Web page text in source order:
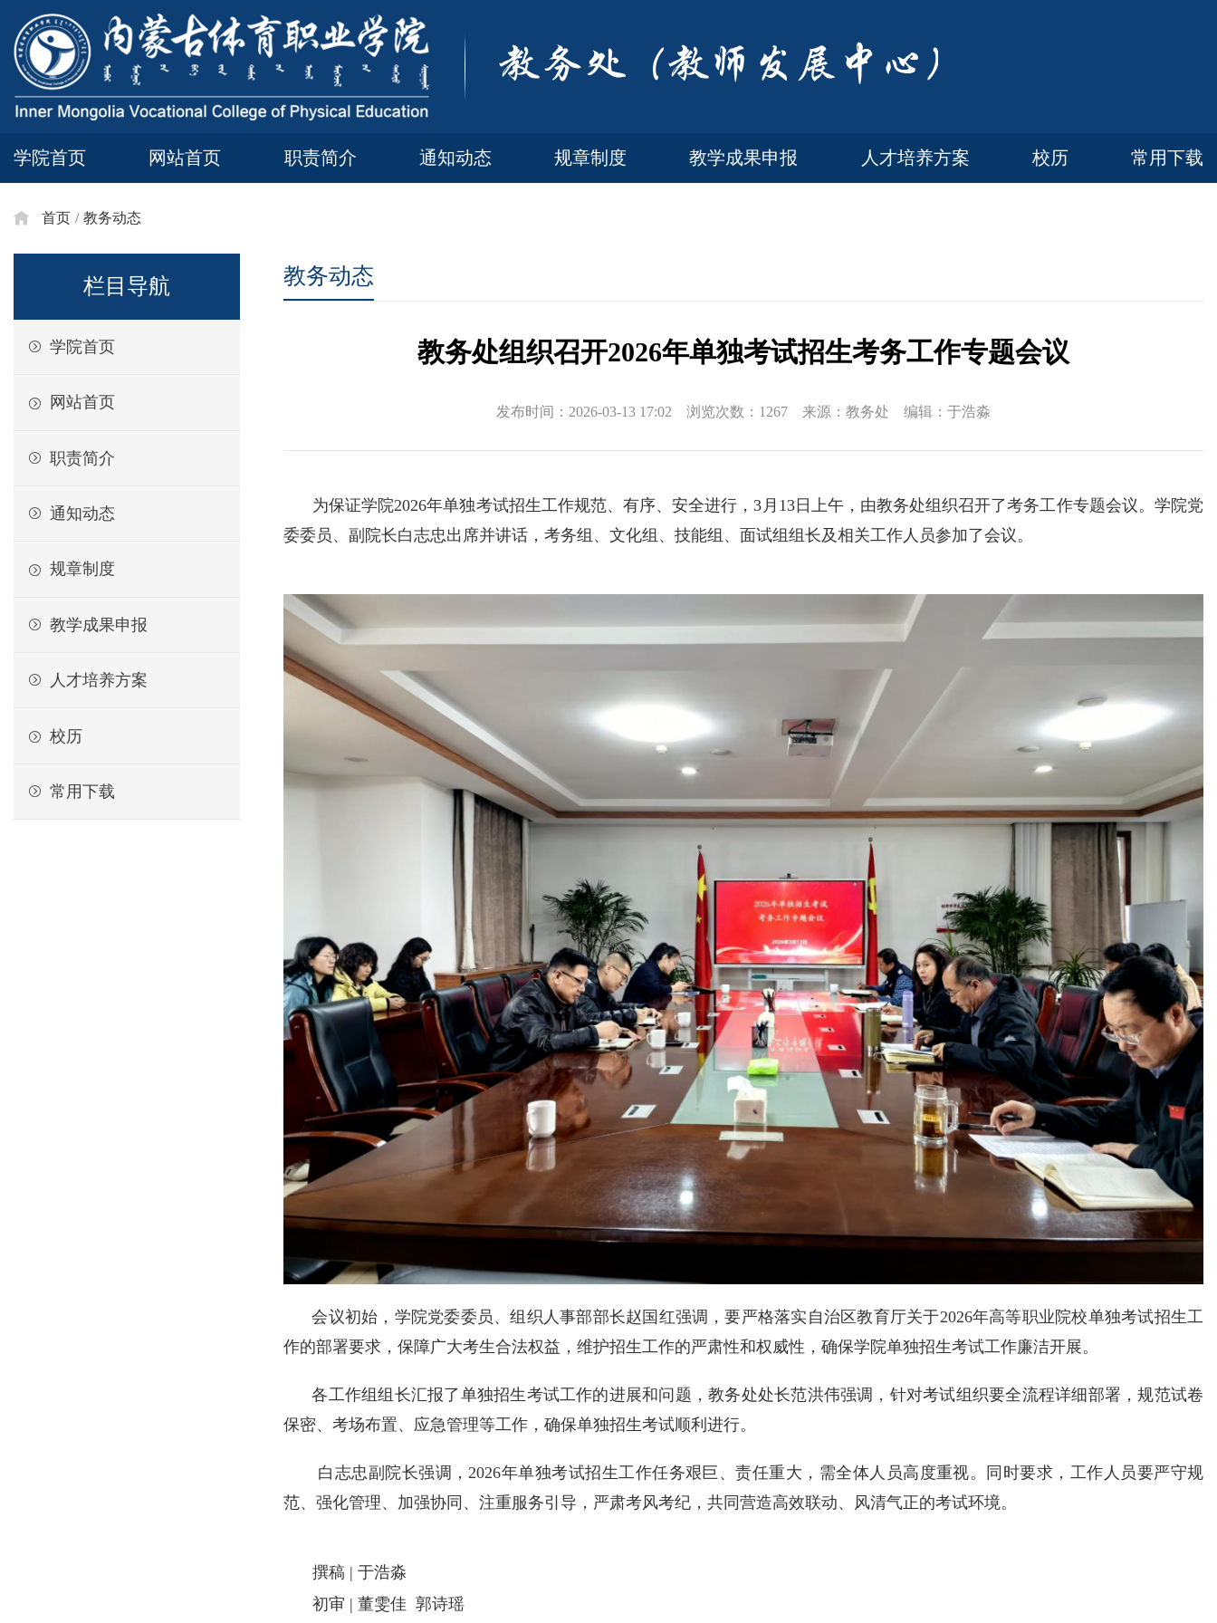
学院首页 网站首页 职责简介 通知动态 规章制度 教学成果申报 人才培养方案 校历 常用下载
首页 / 教务动态
栏目导航
学院首页
网站首页
职责简介
通知动态
规章制度
教学成果申报
人才培养方案
校历
常用下载
教务动态
教务处组织召开2026年单独考试招生考务工作专题会议
发布时间：2026-03-13 17:02 浏览次数： 1267 来源：教务处 编辑：于浩淼
为保证学院2026年单独考试招生工作规范、有序、安全进行，3月13日上午，由教务处组织召开了考务工作专题会议。学院党
委委员、副院长白志忠出席并讲话，考务组、文化组、技能组、面试组组长及相关工作人员参加了会议。
会议初始，学院党委委员、组织人事部部长赵国红强调，要严格落实自治区教育厅关于2026年高等职业院校单独考试招生工
作的部署要求，保障广大考生合法权益，维护招生工作的严肃性和权威性，确保学院单独招生考试工作廉洁开展。
各工作组组长汇报了单独招生考试工作的进展和问题，教务处处长范洪伟强调，针对考试组织要全流程详细部署，规范试卷
保密、考场布置、应急管理等工作，确保单独招生考试顺利进行。
白志忠副院长强调，2026年单独考试招生工作任务艰巨、责任重大，需全体人员高度重视。同时要求，工作人员要严守规
范、强化管理、加强协同、注重服务引导，严肃考风考纪，共同营造高效联动、风清气正的考试环境。
撰稿 | 于浩淼
初审 | 董雯佳 郭诗瑶